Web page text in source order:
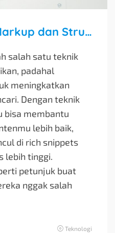
Teknik Schema Markup dan Structured Data SEO
salah satu teknik
padahal
meningkatkan
Dengan teknik
bisa membantu
lebih baik,
di rich snippets
lebih tinggi.
petunjuk buat
nggak salah
Teknologi